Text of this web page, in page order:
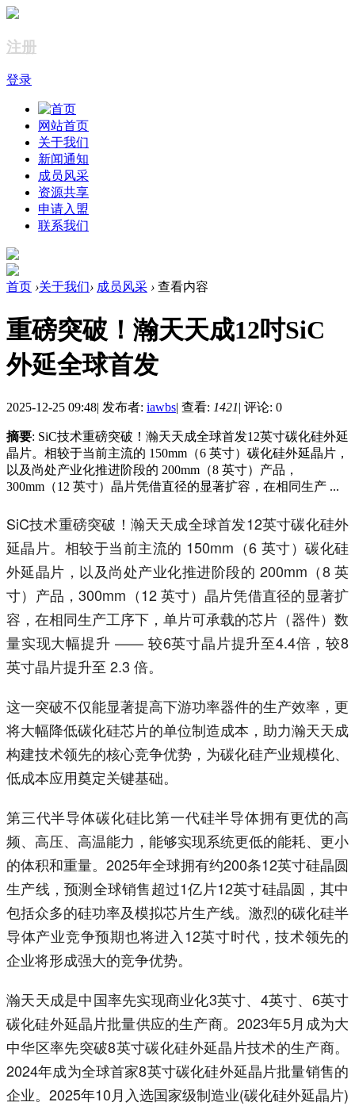
注册
登录
网站首页
关于我们
新闻通知
成员风采
资源共享
申请入盟
联系我们
首页 ›关于我们› 成员风采 › 查看内容
重磅突破！瀚天天成12吋SiC
外延全球首发
2025-12-25 09:48| 发布者: iawbs| 查看: 1421| 评论: 0
摘要: SiC技术重磅突破！瀚天天成全球首发12英寸碳化硅外延
晶片。相较于当前主流的 150mm（6 英寸）碳化硅外延晶片，
以及尚处产业化推进阶段的 200mm（8 英寸）产品，
300mm（12 英寸）晶片凭借直径的显著扩容，在相同生产 ...
SiC技术重磅突破！瀚天天成全球首发12英寸碳化硅外
延晶片。相较于当前主流的 150mm（6 英寸）碳化硅
外延晶片，以及尚处产业化推进阶段的 200mm（8 英
寸）产品，300mm（12 英寸）晶片凭借直径的显著扩
容，在相同生产工序下，单片可承载的芯片（器件）数
量实现大幅提升 —— 较6英寸晶片提升至4.4倍，较8
英寸晶片提升至 2.3 倍。
这一突破不仅能显著提高下游功率器件的生产效率，更
将大幅降低碳化硅芯片的单位制造成本，助力瀚天天成
构建技术领先的核心竞争优势，为碳化硅产业规模化、
低成本应用奠定关键基础。
第三代半导体碳化硅比第一代硅半导体拥有更优的高
频、高压、高温能力，能够实现系统更低的能耗、更小
的体积和重量。2025年全球拥有约200条12英寸硅晶圆
生产线，预测全球销售超过1亿片12英寸硅晶圆，其中
包括众多的硅功率及模拟芯片生产线。激烈的碳化硅半
导体产业竞争预期也将进入12英寸时代，技术领先的
企业将形成强大的竞争优势。
瀚天天成是中国率先实现商业化3英寸、4英寸、6英寸
碳化硅外延晶片批量供应的生产商。2023年5月成为大
中华区率先突破8英寸碳化硅外延晶片技术的生产商。
2024年成为全球首家8英寸碳化硅外延晶片批量销售的
企业。2025年10月入选国家级制造业(碳化硅外延晶片)